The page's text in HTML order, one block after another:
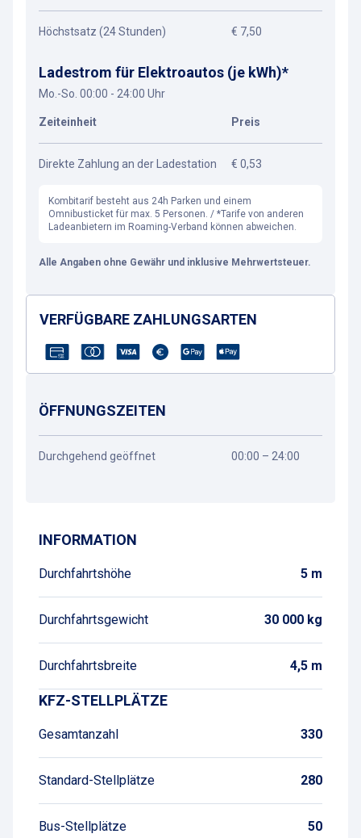
Höchstsatz (24 Stunden) € 7,50
Ladestrom für Elektroautos (je kWh)*
Mo.-So. 00:00 - 24:00 Uhr
Zeiteinheit Preis
Direkte Zahlung an der Ladestation € 0,53
Kombitarif besteht aus 24h Parken und einem
Omnibusticket für max. 5 Personen. / *Tarife von anderen
Ladeanbietern im Roaming-Verband können abweichen.
Alle Angaben ohne Gewähr und inklusive Mehrwertsteuer.
VERFÜGBARE ZAHLUNGSARTEN
ÖFFNUNGSZEITEN
Durchgehend geöffnet 00:00 – 24:00
INFORMATION
Durchfahrtshöhe 5 m
Durchfahrtsgewicht 30 000 kg
Durchfahrtsbreite 4,5 m
KFZ-STELLPLÄTZE
Gesamtanzahl 330
Standard-Stellplätze 280
Bus-Stellplätze 50